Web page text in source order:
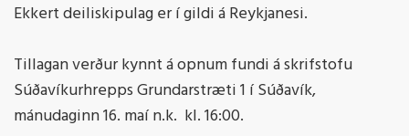
Ekkert deiliskipulag er í gildi á Reykjanesi.
Tillagan verður kynnt á opnum fundi á skrifstofu
Súðavíkurhrepps Grundarstræti 1 í Súðavík,
mánudaginn 16. maí n.k. kl. 16:00.